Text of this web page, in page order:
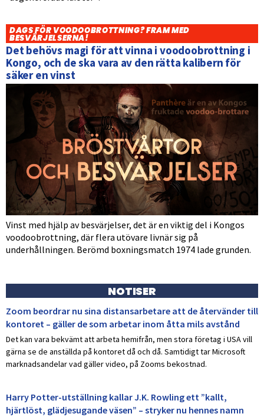
DAGS FÖR VOODOOBROTTNING? FRAM MED
BESVÄRJELSERNA!
Det behövs magi för att vinna i voodoobrottning i
Kongo, och de ska vara av den rätta kalibern för
säker en vinst
Vinst med hjälp av besvärjelser, det är en viktig del i Kongos
voodoobrottning, där flera utövare livnär sig på
underhållningen. Berömd boxningsmatch 1974 lade grunden.
NOTISER
Zoom beordrar nu sina distansarbetare att de återvänder till
kontoret – gäller de som arbetar inom åtta mils avstånd
Det kan vara bekvämt att arbeta hemifrån, men stora företag i USA vill
gärna se de anställda på kontoret då och då. Samtidigt tar Microsoft
marknadsandelar vad gäller video, på Zooms bekostnad.
Harry Potter-utställning kallar J.K. Rowling ett ”kallt,
hjärtlöst, glädjesugande väsen” – stryker nu hennes namn